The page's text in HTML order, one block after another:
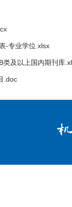
-专业学位.xlsx
类及以上国内期刊库
.doc